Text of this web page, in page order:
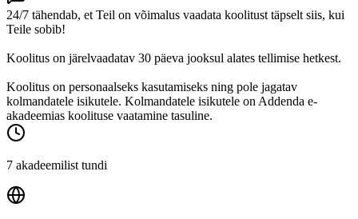
24/7 tähendab, et Teil on võimalus vaadata koolitust täpselt siis, kui
Teile sobib!
Koolitus on järelvaadatav 30 päeva jooksul alates tellimise hetkest.
Koolitus on personaalseks kasutamiseks ning pole jagatav
kolmandatele isikutele. Kolmandatele isikutele on Addenda e-
akadeemias koolituse vaatamine tasuline.
7 akadeemilist tundi